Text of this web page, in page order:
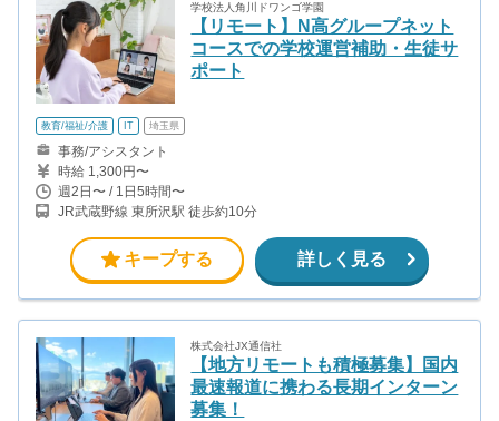
学校法人角川ドワンゴ学園
【リモート】N高グループネット
コースでの学校運営補助・生徒サ
ポート
教育/福祉/介護 IT 埼玉県
事務/アシスタント
時給 1,300円〜
週2日〜 / 1日5時間〜
JR武蔵野線 東所沢駅 徒歩約10分
キープする 詳しく見る
株式会社JX通信社
【地方リモートも積極募集】国内
最速報道に携わる長期インターン
募集！